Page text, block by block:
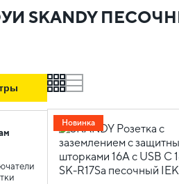
SKANDY
grid list
Новинка